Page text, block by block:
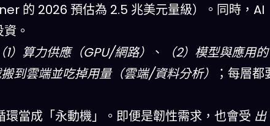
的 2026 預估為 2.5 兆美元量級）。同時，AI
。
（1）算力供應（GPU/網路） 、
（2）模型與應用的
搬到雲端並吃掉用量（雲端/資料分析）
；每層都
環當成「永動機」。即便是韌性需求，也會受 出